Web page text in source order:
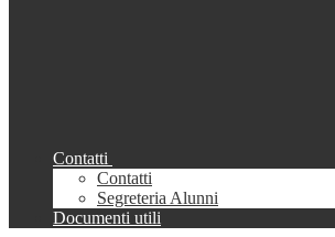
Contatti
Contatti
Segreteria Alunni
Documenti utili